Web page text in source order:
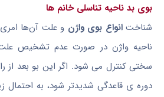
بوی بد ناحیه تناسلی خانم ها
شناختانواع بوی واژن و علت آن‌ها
ناحیه واژن در صورت عدم تشخیص علت
سختی کنترل می شود. اگر این بو بعد از
دوره ی قاعدگی شدیدتر شود، به احتمال